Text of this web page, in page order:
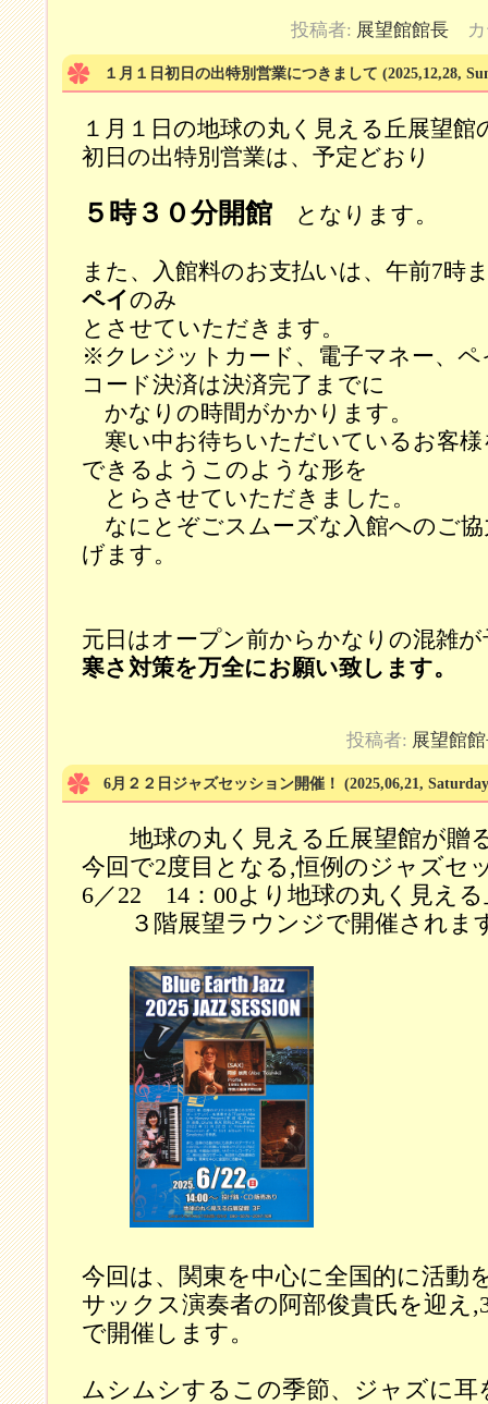
投稿者: 展望館館長 カ
１月１日初日の出特別営業につきまして (2025,12,28,
１月１日の地球の丸く見える丘展望館
初日の出特別営業は、予定どおり
５時３０分開館 となります。
また、入館料のお支払いは、午前7時
ペイのみ
とさせていただきます。
※クレジットカード、電子マネー、
コード決済は決済完了までに
かなりの時間がかかります。
寒い中お待ちいただいているお客様
できるようこのような形を
とらさせていただきました。
なにとぞごスムーズな入館へのご協
げます。
元日はオープン前からかなりの混雑
寒さ対策を万全にお願い致します。
投稿者: 展望館
6月２２日ジャズセッション開催！ (2025,06,21,
地球の丸く見える丘展望館が贈
今回で2度目となる,恒例のジャズセ
6／22 14：00より地球の丸く見える
３階展望ラウンジで開催されま
今回は、関東を中心に全国的に活動
サックス演奏者の阿部俊貴氏を迎え
で開催します。
ムシムシするこの季節、ジャズに